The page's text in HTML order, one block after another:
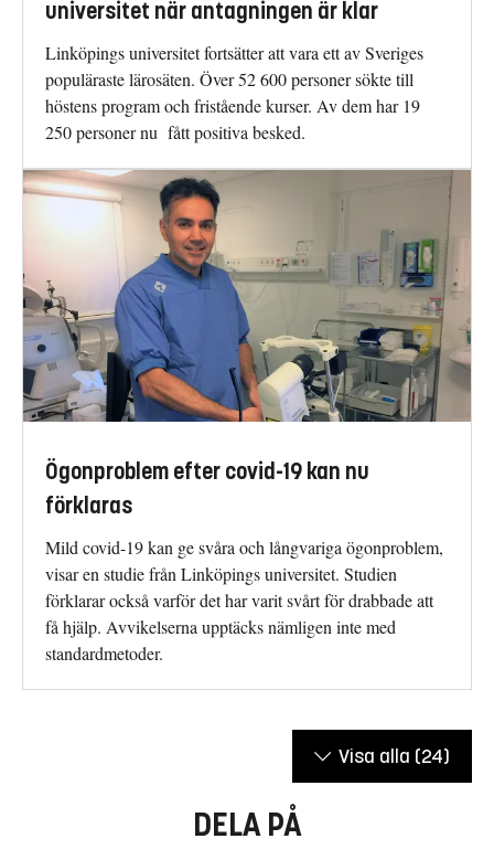
universitet när antagningen är klar
Linköpings universitet fortsätter att vara ett av Sveriges
populäraste lärosäten. Över 52 600 personer sökte till
höstens program och fristående kurser. Av dem har 19
250 personer nu fått positiva besked.
Ögonproblem efter covid-19 kan nu
förklaras
Mild covid-19 kan ge svåra och långvariga ögonproblem,
visar en studie från Linköpings universitet. Studien
förklarar också varför det har varit svårt för drabbade att
få hjälp. Avvikelserna upptäcks nämligen inte med
standardmetoder.
Visa alla (24)
DELA PÅ